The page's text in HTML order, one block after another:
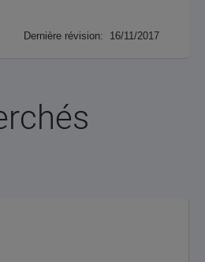
Dernière révision: 16/11/2017